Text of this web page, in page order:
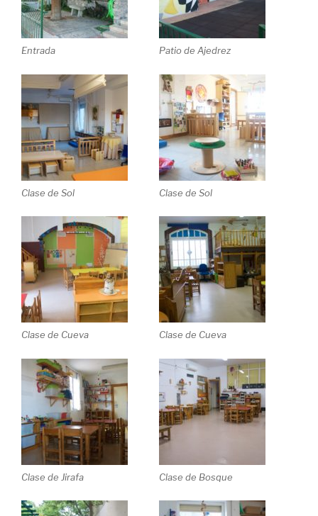
Entrada Patio de Ajedrez
Clase de Sol Clase de Sol
Clase de Cueva Clase de Cueva
Clase de Jirafa Clase de Bosque